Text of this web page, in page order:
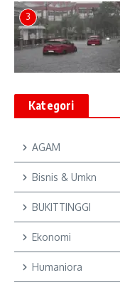
3
Kategori
AGAM
Bisnis & Umkn
BUKITTINGGI
Ekonomi
Humaniora